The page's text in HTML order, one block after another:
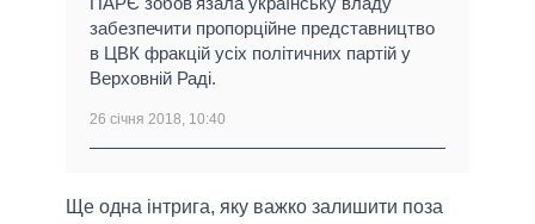
забезпечити пропорційне представництво
в ЦВК фракцій усіх політичних партій у
Верховній Раді.
26 січня 2018, 10:40
Ще одна інтрига, яку важко залишити поза